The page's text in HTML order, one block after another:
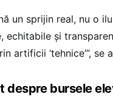
un sprijin real, nu o
echitabile și
artificii ‘tehnice’”, se
despre bursele